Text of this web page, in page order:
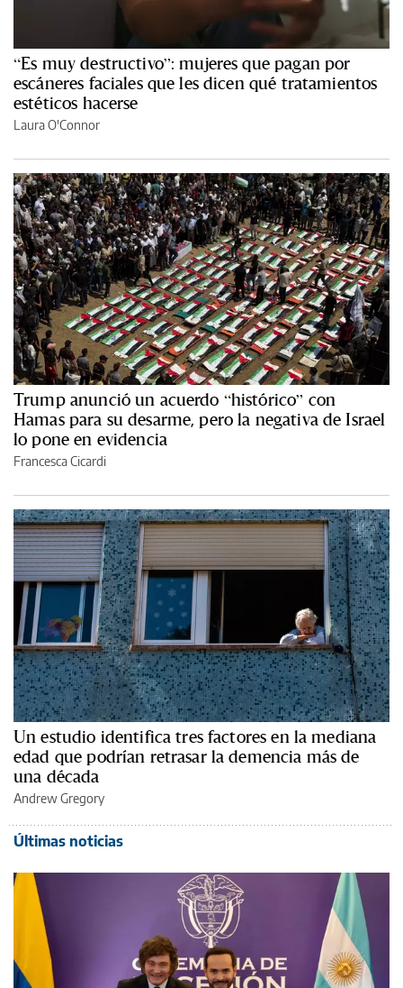
“Es muy destructivo”: mujeres que pagan por
escáneres faciales que les dicen qué tratamientos
estéticos hacerse
Laura O'Connor
Trump anunció un acuerdo “histórico” con
Hamas para su desarme, pero la negativa de Israel
lo pone en evidencia
Francesca Cicardi
Un estudio identifica tres factores en la mediana
edad que podrían retrasar la demencia más de
una década
Andrew Gregory
Últimas noticias